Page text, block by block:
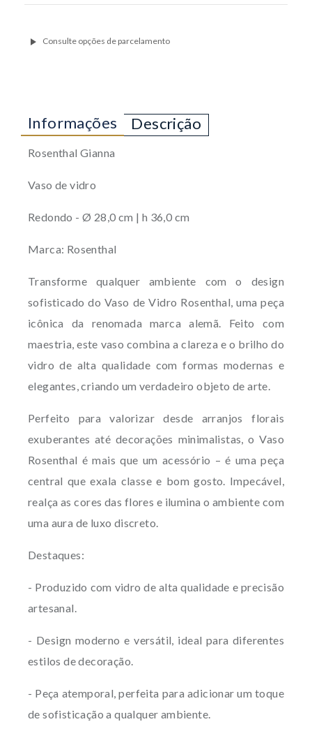
Informações Descrição
Rosenthal Gianna
Vaso de vidro
Redondo - Ø 28,0 cm | h 36,0 cm
Marca: Rosenthal
Transforme qualquer ambiente com o design
sofisticado do Vaso de Vidro Rosenthal, uma peça
icônica da renomada marca alemã. Feito com
maestria, este vaso combina a clareza e o brilho do
vidro de alta qualidade com formas modernas e
elegantes, criando um verdadeiro objeto de arte.
Perfeito para valorizar desde arranjos florais
exuberantes até decorações minimalistas, o Vaso
Rosenthal é mais que um acessório – é uma peça
central que exala classe e bom gosto. Impecável,
realça as cores das flores e ilumina o ambiente com
uma aura de luxo discreto.
Destaques:
- Produzido com vidro de alta qualidade e precisão
artesanal.
- Design moderno e versátil, ideal para diferentes
estilos de decoração.
- Peça atemporal, perfeita para adicionar um toque
de sofisticação a qualquer ambiente.